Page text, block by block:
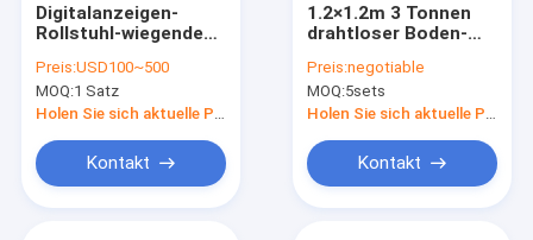
Digitalanzeigen-
Rollstuhl-wiegende
Preis:USD100~500
MOQ:1 Satz
Kontakt
1.2×1.2m 3 Tonnen
drahtloser Boden-
Preis:negotiable
MOQ:5sets
Kontakt